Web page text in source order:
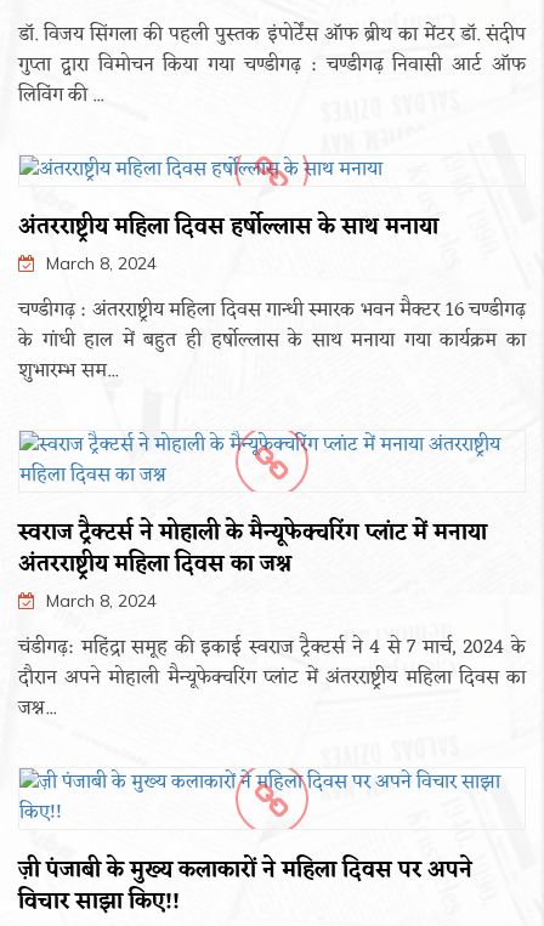
डॉ. विजय सिंगला की पहली पुस्तक इंपोर्टेंस ऑफ ब्रीथ का मेंटर डॉ. संदीप
गुप्ता द्वारा विमोचन किया गया चण्डीगढ़ : चण्डीगढ़ निवासी आर्ट ऑफ
लिविंग की ...
अंतरराष्ट्रीय महिला दिवस हर्षोल्लास के साथ मनाया
March 8, 2024
चण्डीगढ़ : अंतरराष्ट्रीय महिला दिवस गान्धी स्मारक भवन मैक्टर 16 चण्डीगढ़
के गांधी हाल में बहुत ही हर्षोल्लास के साथ मनाया गया कार्यक्रम का
शुभारम्भ सम...
स्वराज ट्रैक्टर्स ने मोहाली के मैन्यूफेक्चरिंग प्लांट में मनाया
अंतरराष्ट्रीय महिला दिवस का जश्न
March 8, 2024
चंडीगढ़: महिंद्रा समूह की इकाई स्वराज ट्रैक्टर्स ने 4 से 7 मार्च, 2024 के
दौरान अपने मोहाली मैन्यूफेक्चरिंग प्लांट में अंतरराष्ट्रीय महिला दिवस का
जश्न...
ज़ी पंजाबी के मुख्य कलाकारों ने महिला दिवस पर अपने
विचार साझा किए!!